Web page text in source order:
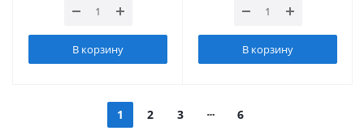
В корзину В корзину
1 2 3 6